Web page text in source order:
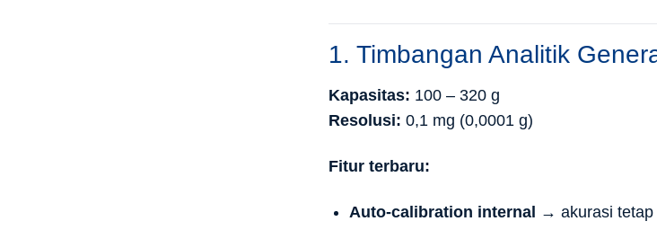
1. Timbangan Analitik
Kapasitas: 100 – 320 g
Resolusi: 0,1 mg (0,0001 g)
Fitur terbaru:
Auto-calibration internal → akurasi tetap